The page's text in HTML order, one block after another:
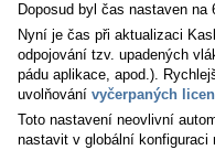
Doposud byl čas nastaven na
Nyní je čas při aktualizaci
odpojování tzv. upadených
pádu aplikace, apod.).
uvolňování vyčerpaných
Toto nastavení neovlivní
nastavit v globální konfiguraci